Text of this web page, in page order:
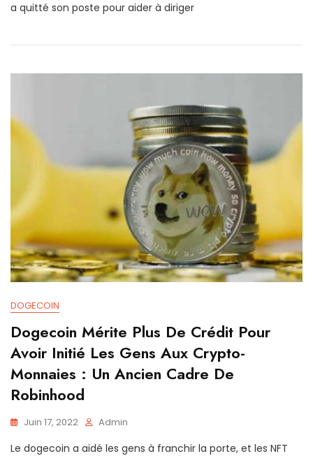
a quitté son poste pour aider à diriger
DOGECOIN
Dogecoin Mérite Plus De Crédit Pour
Avoir Initié Les Gens Aux Crypto-
Monnaies : Un Ancien Cadre De
Robinhood
Juin 17, 2022 Admin
Le dogecoin a aidé les gens à franchir la porte, et les NFT